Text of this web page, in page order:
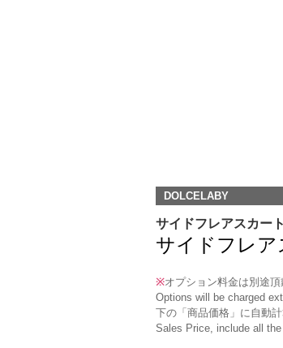
DOLCELABY
サイドフレアスカート
サイドフレア
※オプション料金は別途頂
Options will be charged
下の「商品価格」に自動計
Sales Price, include all